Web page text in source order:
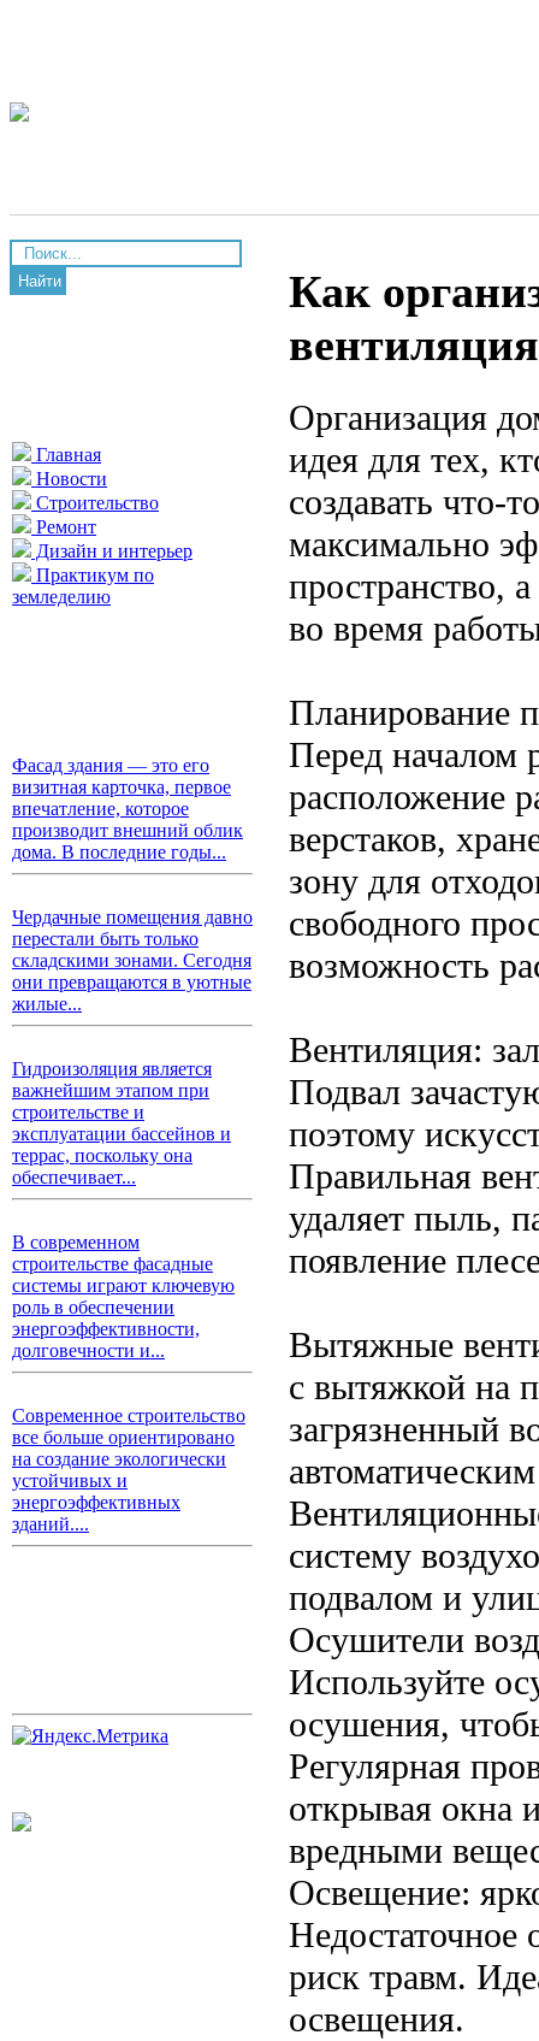
Найти
Главная
Новости
Строительство
Ремонт
Дизайн и интерьер
Практикум по
земледелию
Фасад здания — это его
визитная карточка, первое
впечатление, которое
производит внешний облик
дома. В последние годы...
Чердачные помещения давно
перестали быть только
складскими зонами. Сегодня
они превращаются в уютные
жилые...
Гидроизоляция является
важнейшим этапом при
строительстве и
эксплуатации бассейнов и
террас, поскольку она
обеспечивает...
В современном
строительстве фасадные
системы играют ключевую
роль в обеспечении
энергоэффективности,
долговечности и...
Современное строительство
все больше ориентировано
на создание экологически
устойчивых и
энергоэффективных
зданий....
Как
Организация
идея для тех,
создавать что-
максимально
пространство,
во время
Планирование
Перед началом
расположение
верстаков,
зону для
свободного
возможность
Вентиляция:
Подвал
поэтому
Правильная
удаляет пыль,
появление
Вытяжные
с вытяжкой на
загрязненный
систему
подвалом и
Осушители
Используйте
осушения,
Регулярная
открывая окна
вредными
Освещение:
Недостаточное
риск травм.
освещения.